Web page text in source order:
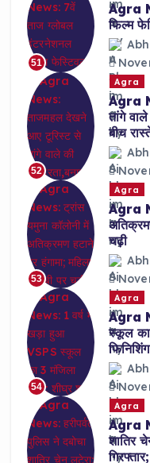
51
Agra
फिल्म
52
Agra
Agra
तांगे
बीच
53
Agra
Agra
चढ़ी
54
Agra
Agra
स्कूल का
Agra
Agra
शातिर